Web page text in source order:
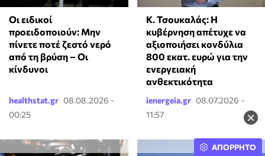
×
Οι ειδικοί
προειδοποιούν: Μην
πίνετε ποτέ ζεστό νερό
από τη βρύση – Οι
κίνδυνοι
healthstat.gr 08.08.2026 -
00:25
Κ. Τσουκαλάς: Η
κυβέρνηση απέτυχε να
αξιοποιήσει κονδύλια
800 εκατ. ευρώ για την
ενεργειακή
ανθεκτικότητα
ienergeia.gr 08.07.2026 -
11:57
ΑΠΟΡΡΗΤΟ